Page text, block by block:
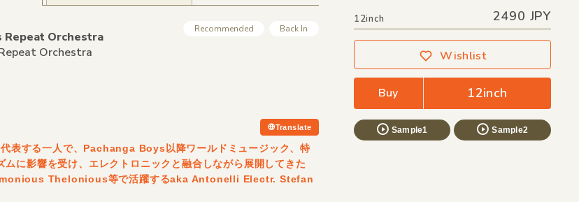
Recommended Back In
Orchestra
Orchestra
Translate
12inch 2490 JPY
Wishlist
Buy 12inch
Sample1 Sample2
表する一人で、Pachanga Boys以降ワールドミュージック、特
ムに影響を受け、エレクトロニックと融合しながら展開してきた
Thelonious等で活躍するaka Antonelli Electr. Stefan